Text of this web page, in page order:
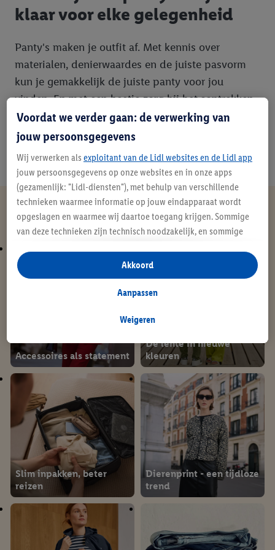
klaar voor elke gelegenheid
Panty's maken je outfit af. Met kennis over
materialen, denierwaardes en de juiste pasvorm
kun je gemakkelijk de juiste panty voor jou
vinden. En met een beetje zorg bij het aantrekken
en de juiste manier van wassen blijven je favoriete
panty's extra lang mooi.
Nog meer inspiratie
Accessoires als statement
De lente in nieuwe
kleuren
Slim inpakken, beter
reizen
Dierenprint - een tijdloze
trend
Voordat we verder gaan: de verwerking van
jouw persoonsgegevens
Wij verwerken als exploitant van de Lidl websites en de Lidl app
jouw persoonsgegevens op onze websites en in onze apps
(gezamenlijk: "Lidl-diensten"), met behulp van verschillende
technieken waarmee informatie op jouw eindapparaat wordt
opgeslagen en waarmee wij daartoe toegang krijgen. Sommige
van deze technieken zijn technisch noodzakelijk, en sommige
opslaan van voorkeursinstellingen, het verzamelen en
analyseren van statistieken of voor het tonen van
gepersonaliseerde reclame binnen en buiten de Lidl-diensten.
gegevens over jouw aankoopgedrag in de winkel ook voor de
Als je hier toestemming geeft aan ons voor het personaliseren
van reclame en als je vervolgens een Lidl Plus-account
aanmaakt of inlogt op jouw bestaande Lidl Plus-account, dan
kunnen wij en onze partner Criteo S.A. een speciale online
identifier maken met het e-mailadres dat je hebt opgegeven in
Lidl Plus, die gebruikt wordt om je te herkennen in diensten van
derden en om je in die diensten gepersonaliseerde reclame te
tonen. Voor dit doel kan jouw gehashte e-mailadres ook worden
samengevoegd met andere identifiers of met identifiers die
door Criteo S.A. aan jou zijn toegewezen.
Als je hiervoor toestemming geeft, dan kunnen retargeting
advertenties worden weergegeven voor producten waarin je
eerder interesse hebt getoond (bijvoorbeeld door het product
in een winkelmandje van een online winkel te plaatsen maar het
Weigeren
Aanpassen
Akkoord